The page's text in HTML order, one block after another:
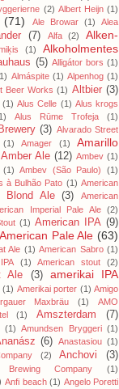
(2) Albert Heijn (1)
(71) Ale Browar (1)
Alea
(7) Alfa (2)
Alken-
(1)
Alkoholmentes
(5) Alligátor bors (1)
Almáspite (1) Alpenhog (1)
Beer Works (1) Altbier (3)
(1) Alus Celle (1) Alus krogs
Alus Rūme Trofeja (1)
(3) Alvarado Street
(1) Amager (1)
Amarillo
Amber Ale (12) Ambev (1)
(1) Ambev (São Paulo)
(1)
à Bulhão Pato (1) American
Blond Ale (3)
American
Imperial Pale Ale
(2)
(1) American IPA (9)
American Pale Ale (63)
Ale (1) American Sabro (1)
(1) American stout (2)
Ale (3)
amerikai IPA
(1) Amerikai porter (1) Amigo
Maxbräu (1)
AMO
(1) Amszterdam (7)
(1) Amundsen Bryggeri (1)
(6) Anastasiou (1)
(2) Anchovi (3)
Company (1)
Anfi beach (1) Angelo Poretti